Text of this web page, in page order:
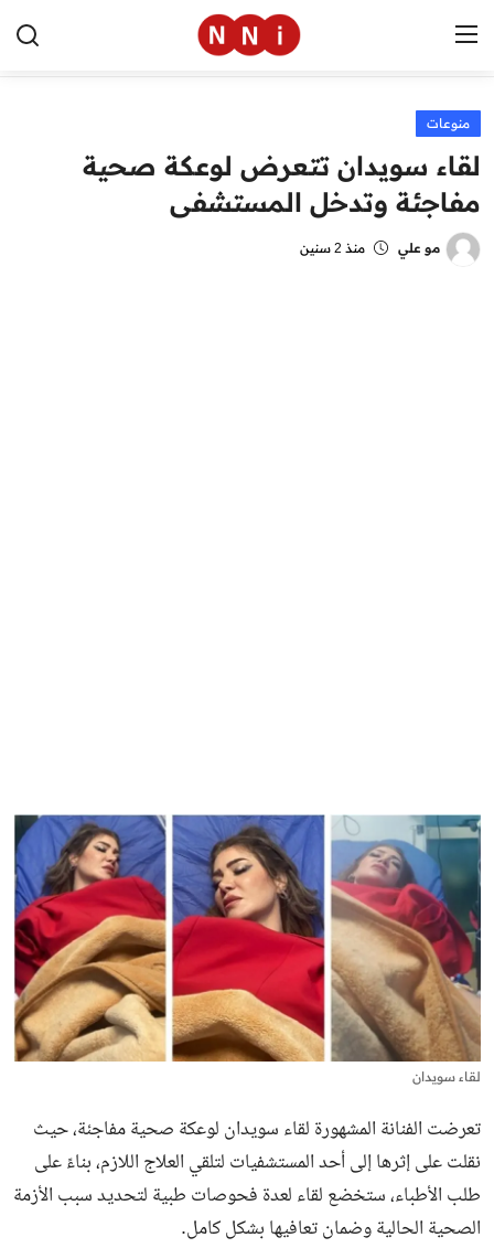
الرئيسية
اخبار مصر
العالم
منوعات
لقاء سويدان تتعرض لوعكة صحية
مفاجئة وتدخل المستشفى
مو علي منذ 2 سنين
لقاء سويدان
تعرضت الفنانة المشهورة لقاء سويدان لوعكة صحية مفاجئة، حيث
نقلت على إثرها إلى أحد المستشفيات لتلقي العلاج اللازم، بناءً على
طلب الأطباء، ستخضع لقاء لعدة فحوصات طبية لتحديد سبب الأزمة
الصحية الحالية وضمان تعافيها بشكل كامل.